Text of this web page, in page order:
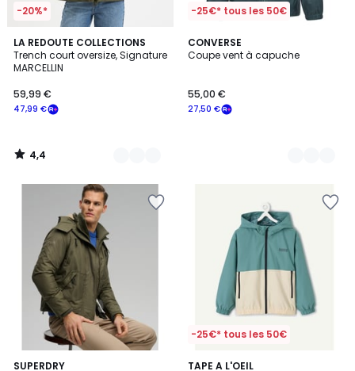
-20%*
LA REDOUTE COLLECTIONS
Trench court oversize, Signature
MARCELLIN
47,99 €
59,99 €
4,4
/ 5
2
Couleurs
4,4
/
-25€* tous les 50€
CONVERSE
Coupe vent à capuche
27,50 €
55,00 €
2
Couleurs
SUPERDRY
3
-25€* tous les 50€
TAPE A L'OEIL